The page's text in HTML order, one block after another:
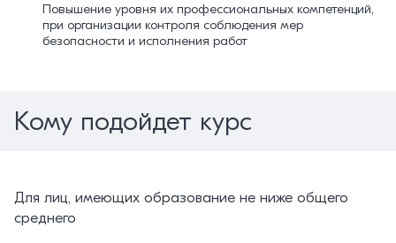
Повышение уровня их профессиональных компетенций,
при организации контроля соблюдения мер
безопасности и исполнения работ
Кому подойдет курс
Для лиц, имеющих образование не ниже общего
среднего